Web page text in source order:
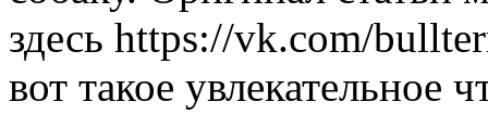
здесь https://vk.com/
вот такое увлекательное